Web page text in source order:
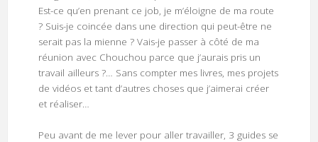
Est-ce qu’en prenant ce job, je m’éloigne de ma route
? Suis-je coincée dans une direction qui peut-être ne
serait pas la mienne ? Vais-je passer à côté de ma
réunion avec Chouchou parce que j’aurais pris un
travail ailleurs ?… Sans compter mes livres, mes projets
de vidéos et tant d’autres choses que j’aimerai créer
et réaliser…
Peu avant de me lever pour aller travailler, 3 guides se